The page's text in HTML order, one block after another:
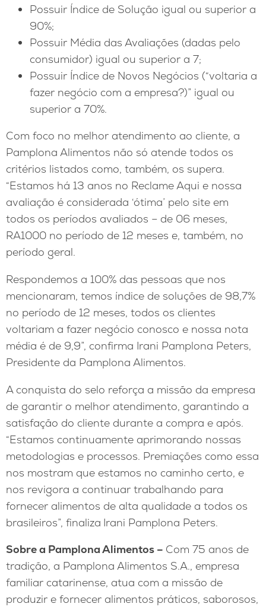
Possuir Índice de Solução igual ou superior a
90%;
Possuir Média das Avaliações (dadas pelo
consumidor) igual ou superior a 7;
Possuir Índice de Novos Negócios (“voltaria a
fazer negócio com a empresa?)” igual ou
superior a 70%.
Com foco no melhor atendimento ao cliente, a
Pamplona Alimentos não só atende todos os
critérios listados como, também, os supera.
“Estamos há 13 anos no Reclame Aqui e nossa
avaliação é considerada ‘ótima’ pelo site em
todos os períodos avaliados – de 06 meses,
RA1000 no período de 12 meses e, também, no
período geral.
Respondemos a 100% das pessoas que nos
mencionaram, temos índice de soluções de 98,7%
no período de 12 meses, todos os clientes
voltariam a fazer negócio conosco e nossa nota
média é de 9,9”, confirma Irani Pamplona Peters,
Presidente da Pamplona Alimentos.
A conquista do selo reforça a missão da empresa
de garantir o melhor atendimento, garantindo a
satisfação do cliente durante a compra e após.
“Estamos continuamente aprimorando nossas
metodologias e processos. Premiações como essa
nos mostram que estamos no caminho certo, e
nos revigora a continuar trabalhando para
fornecer alimentos de alta qualidade a todos os
brasileiros”, finaliza Irani Pamplona Peters.
Sobre a Pamplona Alimentos – Com 75 anos de
tradição, a Pamplona Alimentos S.A., empresa
familiar catarinense, atua com a missão de
produzir e fornecer alimentos práticos, saborosos,